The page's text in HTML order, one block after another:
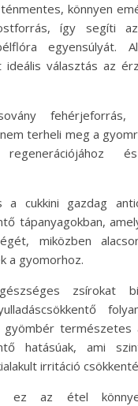
könnyen
így segíti
egyensúlyát.
ideális választás az
fehérjeforrás,
terheli meg a
cukkini gazdag
tápanyagokban,
miközben
a gyomorhoz.
zsírokat
természetes
hatásúak, ami
irritáció
ez az étel